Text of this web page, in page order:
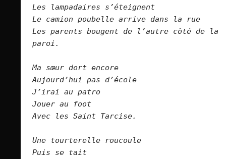
Les lampadaires s’éteignent
Le camion poubelle arrive dans la rue
Les parents bougent de l’autre côté de la
paroi.
Ma sœur dort encore
Aujourd’hui pas d’école
J’irai au patro
Jouer au foot
Avec les Saint Tarcise.
Une tourterelle roucoule
Puis se tait